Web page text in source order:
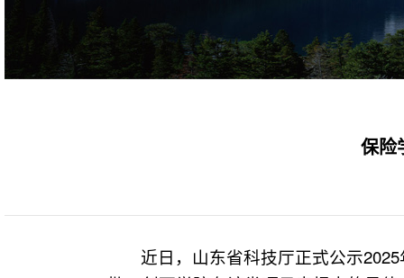
保险
近日，山东省科技厅正式公示